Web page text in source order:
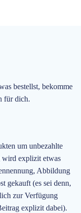
bestellst, bekomme
für dich.
um unbezahlte
wird explizit etwas
Abbildung
gekauft (es sei denn,
zur Verfügung
explizit dabei).